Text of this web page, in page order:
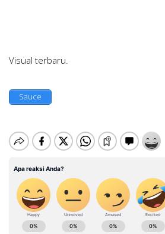
Visual terbaru.
Sauce